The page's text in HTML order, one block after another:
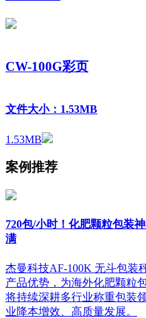
CW-100G彩页
文件大小：1.53MB
1.53MB
案例推荐
720包/小时！化肥颗粒包装
满
杰曼科技AF-100K 无斗包装
产品优势，为海外化肥颗粒
将持续深耕多行业称重包装
业降本增效、高质量发展。